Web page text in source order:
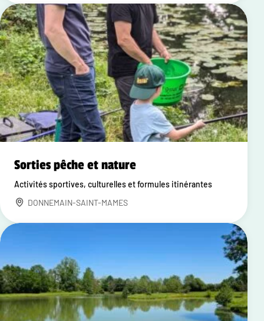
Sorties pêche et nature
Activités sportives, culturelles et formules itinérantes
DONNEMAIN-SAINT-MAMES